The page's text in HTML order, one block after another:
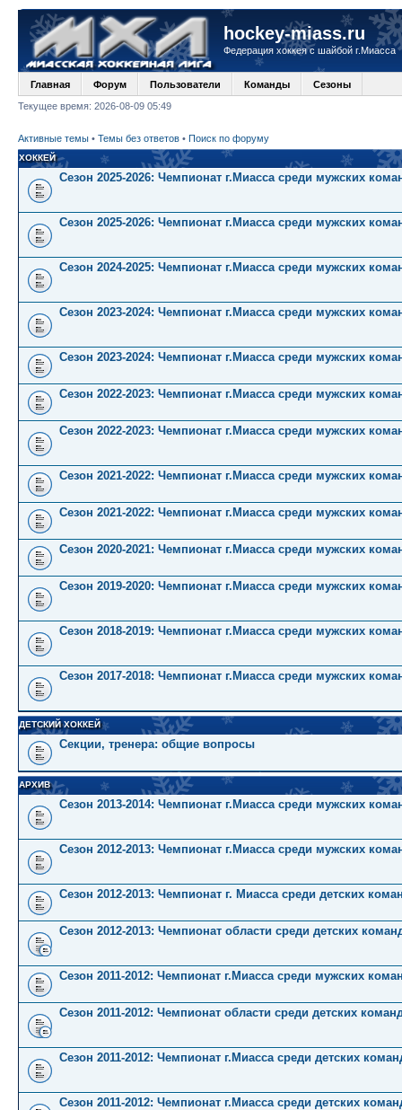
hockey-miass.ru
Федерация хоккея с шайбой г.Миасса
Главная Форум Пользователи Команды
Сезоны
Текущее время: 2026-08-09 05:49
Активные темы • Темы без ответов • Поиск по форуму
ХОККЕЙ
Сезон 2025-2026: Чемпионат г.Миасса среди мужских
Сезон 2025-2026: Чемпионат г.Миасса среди мужских
Сезон 2024-2025: Чемпионат г.Миасса среди мужских
Сезон 2023-2024: Чемпионат г.Миасса среди мужских
Сезон 2023-2024: Чемпионат г.Миасса среди мужских
Сезон 2022-2023: Чемпионат г.Миасса среди мужских
Сезон 2022-2023: Чемпионат г.Миасса среди мужских
Сезон 2021-2022: Чемпионат г.Миасса среди мужских
Сезон 2021-2022: Чемпионат г.Миасса среди мужских
Сезон 2020-2021: Чемпионат г.Миасса среди мужских
Сезон 2019-2020: Чемпионат г.Миасса среди мужских
Сезон 2018-2019: Чемпионат г.Миасса среди мужских
Сезон 2017-2018: Чемпионат г.Миасса среди мужских
ДЕТСКИЙ ХОККЕЙ
Секции, тренера: общие вопросы
АРХИВ
Сезон 2013-2014: Чемпионат г.Миасса среди мужских
Сезон 2012-2013: Чемпионат г.Миасса среди мужских
Сезон 2012-2013: Чемпионат г. Миасса среди детских
Сезон 2012-2013: Чемпионат области среди детских
Сезон 2011-2012: Чемпионат г.Миасса среди мужских
Сезон 2011-2012: Чемпионат области среди детских
Сезон 2011-2012: Чемпионат г.Миасса среди детских
Сезон 2011-2012: Чемпионат г.Миасса среди детских